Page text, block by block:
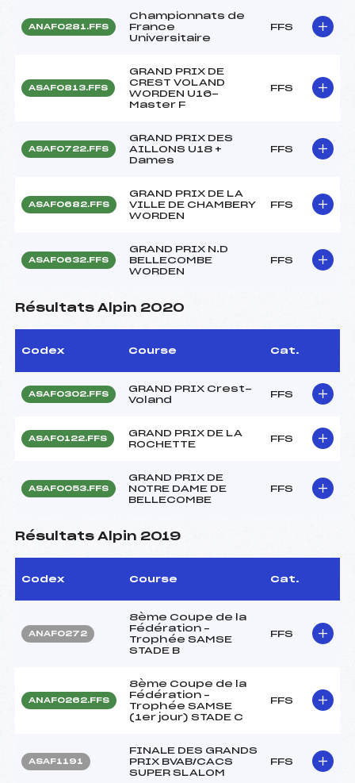
ANAF0281.FFS
Championnats de
France
Universitaire
FFS
ASAF0813.FFS
GRAND PRIX DE
CREST VOLAND
WORDEN U16-
Master F
FFS
ASAF0722.FFS
GRAND PRIX DES
AILLONS U18 +
Dames
FFS
ASAF0682.FFS
GRAND PRIX DE LA
VILLE DE CHAMBERY
WORDEN
FFS
ASAF0632.FFS
GRAND PRIX N.D
BELLECOMBE
WORDEN
FFS
Résultats Alpin 2020
Codex Course Cat.
ASAF0302.FFS
GRAND PRIX Crest-
Voland
FFS
ASAF0122.FFS
GRAND PRIX DE LA
ROCHETTE
FFS
ASAF0053.FFS
GRAND PRIX DE
NOTRE DAME DE
BELLECOMBE
FFS
Résultats Alpin 2019
Codex Course Cat.
ANAF0272
8ème Coupe de la
Fédération –
Trophée SAMSE
STADE B
FFS
ANAF0262.FFS
8ème Coupe de la
Fédération –
Trophée SAMSE
(1er jour) STADE C
FFS
ASAF1191
FINALE DES GRANDS
PRIX BVAB/CACS
SUPER SLALOM
FFS